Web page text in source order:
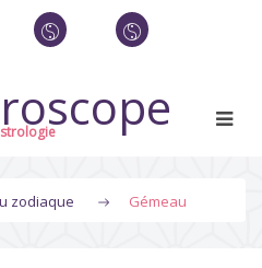
zodiaque Gémeau